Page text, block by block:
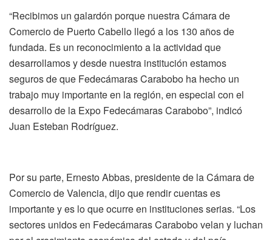
“Recibimos un galardón porque nuestra Cámara de
Comercio de Puerto Cabello llegó a los 130 años de
fundada. Es un reconocimiento a la actividad que
desarrollamos y desde nuestra institución estamos
seguros de que Fedecámaras Carabobo ha hecho un
trabajo muy importante en la región, en especial con el
desarrollo de la Expo Fedecámaras Carabobo”, indicó
Juan Esteban Rodríguez.
Por su parte, Ernesto Abbas, presidente de la Cámara de
Comercio de Valencia, dijo que rendir cuentas es
importante y es lo que ocurre en instituciones serias. “Los
sectores unidos en Fedecámaras Carabobo velan y luchan